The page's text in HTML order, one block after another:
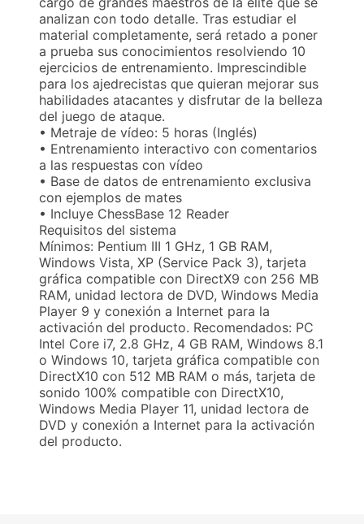
analizan con todo detalle. Tras estudiar el
material completamente, será retado a poner
a prueba sus conocimientos resolviendo 10
ejercicios de entrenamiento. Imprescindible
para los ajedrecistas que quieran mejorar sus
habilidades atacantes y disfrutar de la belleza
del juego de ataque.
• Metraje de vídeo: 5 horas (Inglés)
• Entrenamiento interactivo con comentarios
a las respuestas con vídeo
• Base de datos de entrenamiento exclusiva
con ejemplos de mates
• Incluye ChessBase 12 Reader
Requisitos del sistema
Mínimos: Pentium III 1 GHz, 1 GB RAM,
Windows Vista, XP (Service Pack 3), tarjeta
gráfica compatible con DirectX9 con 256 MB
RAM, unidad lectora de DVD, Windows Media
Player 9 y conexión a Internet para la
activación del producto. Recomendados: PC
Intel Core i7, 2.8 GHz, 4 GB RAM, Windows 8.1
o Windows 10, tarjeta gráfica compatible con
DirectX10 con 512 MB RAM o más, tarjeta de
sonido 100% compatible con DirectX10,
Windows Media Player 11, unidad lectora de
DVD y conexión a Internet para la activación
del producto.